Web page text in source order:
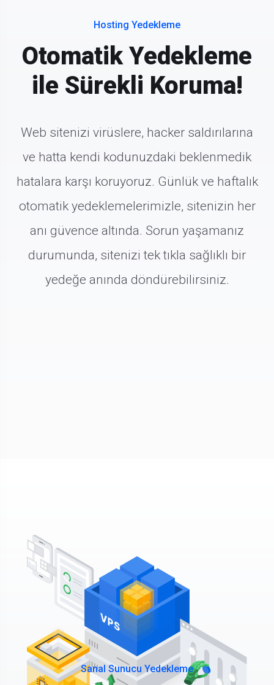
Hosting Yedekleme
Otomatik Yedekleme
ile Sürekli Koruma!
Web sitenizi virüslere, hacker saldırılarına
ve hatta kendi kodunuzdaki beklenmedik
hatalara karşı koruyoruz. Günlük ve haftalık
otomatik yedeklemelerimizle, sitenizin her
anı güvence altında. Sorun yaşamanız
durumunda, sitenizi tek tıkla sağlıklı bir
yedeğe anında döndürebilirsiniz.
Sanal Sunucu Yedekleme